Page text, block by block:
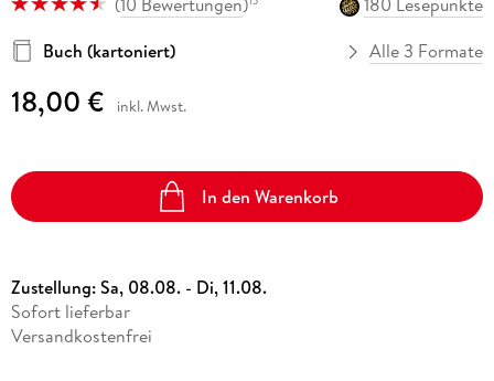
Taschenbücher
Filmriss auf Immenhof
Karsten Dusse
eBook epub
Band 1
Rebecca Schulz
17,95 €
Ulrich Thimm
Vergissmeinnicht
Buch (kartoniert)
Alle 3 Formate
18,00 € inkl. Mwst.
In den Warenkorb
Zustellung:Sa, 08.08. - Di, 11.08.
Sofort lieferbar
Versandkostenfrei